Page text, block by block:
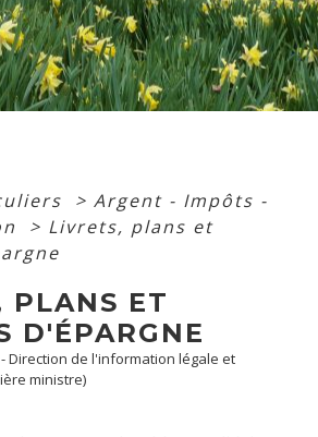
> Argent - Impôts -
> Livrets, plans et
PLANS ET
D'ÉPARGNE
- Direction de l'information légale et
ministre)